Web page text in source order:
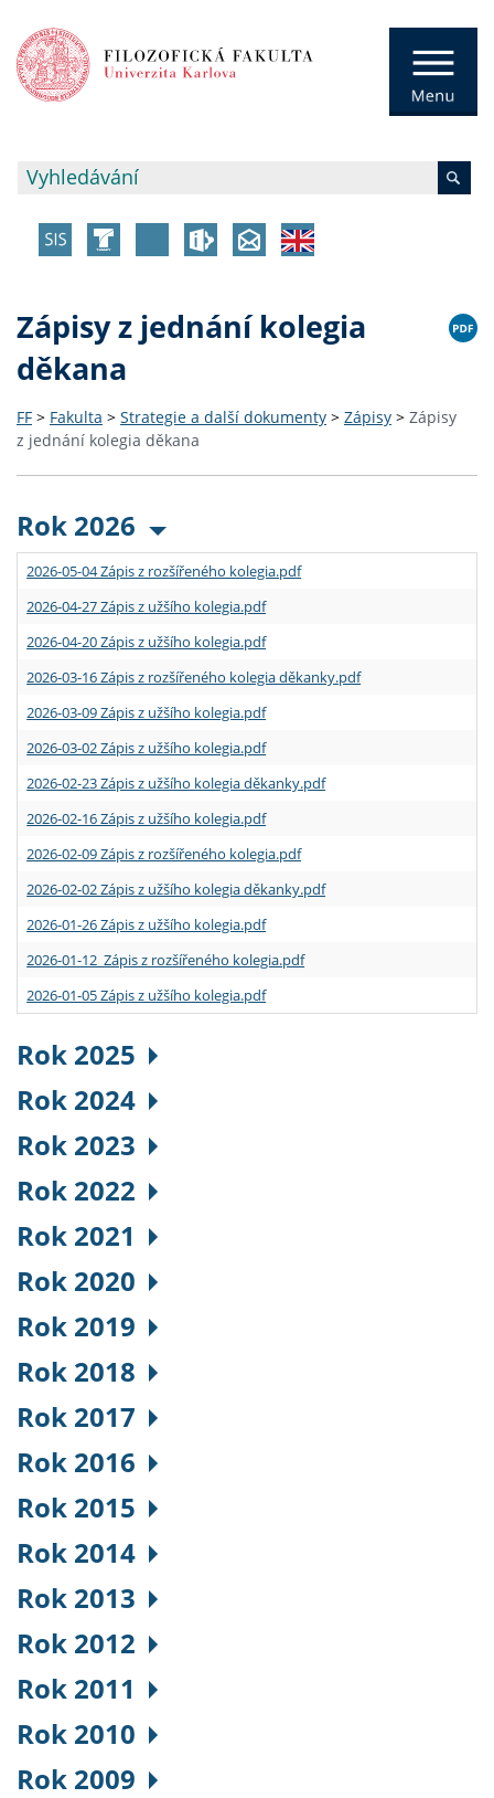
Zápisy z jednání kolegia
děkana
FF > Fakulta > Strategie a další dokumenty > Zápisy > Zápisy
z jednání kolegia děkana
Rok 2026
2026-05-04 Zápis z rozšířeného kolegia.pdf
2026-04-27 Zápis z užšího kolegia.pdf
2026-04-20 Zápis z užšího kolegia.pdf
2026-03-16 Zápis z rozšířeného kolegia děkanky.pdf
2026-03-09 Zápis z užšího kolegia.pdf
2026-03-02 Zápis z užšího kolegia.pdf
2026-02-23 Zápis z užšího kolegia děkanky.pdf
2026-02-16 Zápis z užšího kolegia.pdf
2026-02-09 Zápis z rozšířeného kolegia.pdf
2026-02-02 Zápis z užšího kolegia děkanky.pdf
2026-01-26 Zápis z užšího kolegia.pdf
2026-01-12 Zápis z rozšířeného kolegia.pdf
2026-01-05 Zápis z užšího kolegia.pdf
Rok 2025
Rok 2024
Rok 2023
Rok 2022
Rok 2021
Rok 2020
Rok 2019
Rok 2018
Rok 2017
Rok 2016
Rok 2015
Rok 2014
Rok 2013
Rok 2012
Rok 2011
Rok 2010
Rok 2009